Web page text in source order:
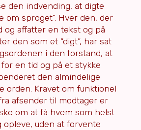
den indvending, at digte
om sproget”. Hver den, der
affatter en tekst og på
den som et “digt”, har sat
i den forstand, at
en tid og på et stykke
den almindelige
orden. Kravet om funktionel
afsender til modtager er
om at få hvem som helst
uden at forvente